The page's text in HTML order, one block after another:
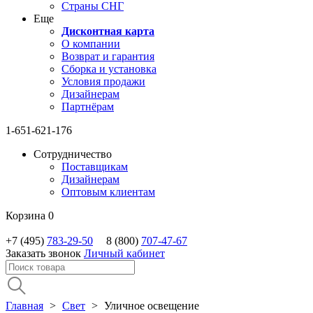
Страны СНГ
Еще
Дисконтная карта
О компании
Возврат и гарантия
Сборка и установка
Условия продажи
Дизайнерам
Партнёрам
1-651-621-176
Сотрудничество
Поставщикам
Дизайнерам
Оптовым клиентам
Корзина 0
+7 (495) 783-29-50 8 (800) 707-47-67
Заказать звонок Личный кабинет
Главная > Свет > Уличное освещение